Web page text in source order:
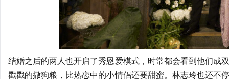
结婚之后的两人也开启了秀恩爱模式，时常都会看到他们成
戳戳的撒狗粮，比热恋中的小情侣还要甜蜜。林志玲也还不